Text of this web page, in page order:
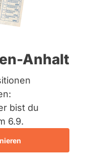
Anhalt
bist du
6.9.
stellen
zur
der
stehen Sie
Was
zum